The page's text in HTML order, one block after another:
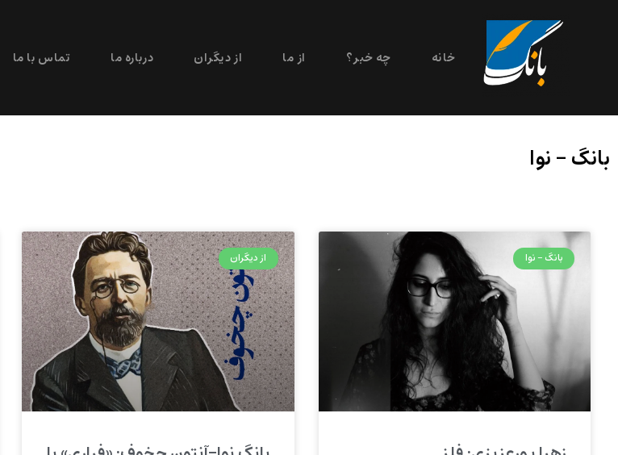
خانه چه خبر؟ از ما از دیگران درباره ما تماس با ما
بانگ – نوا
بانگ - نوا از دیگران